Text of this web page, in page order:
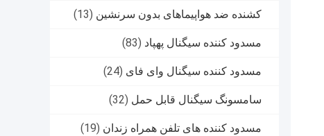
کشنده ضد هواپیماهای بدون سرنشین (13)
مسدود کننده سیگنال پهپاد (83)
مسدود کننده سیگنال وای فای (24)
سامسونگ سیگنال قابل حمل (32)
مسدود کننده های تلفن همراه زندان (19)